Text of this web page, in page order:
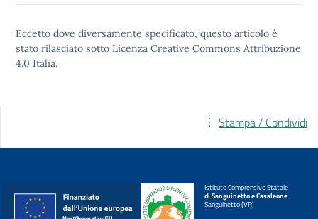
Eccetto dove diversamente specificato, questo articolo è
stato rilasciato sotto Licenza Creative Commons Attribuzione
4.0 Italia.
Stampa / Condividi
Istituto Comprensivo Statale
di Sanguinetto e Casaleone
Sanguinetto (VR)